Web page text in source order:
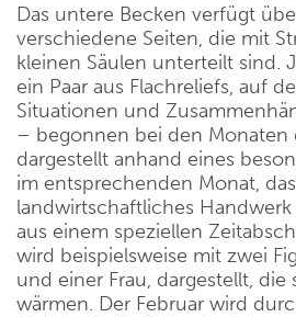
Das untere Becken verfügt
verschiedene Seiten, die mit
kleinen Säulen unterteilt sind.
ein Paar aus Flachreliefs, auf
Situationen und
– begonnen bei den Monaten
dargestellt anhand eines
im entsprechenden Monat,
landwirtschaftliches
aus einem speziellen
wird beispielsweise mit zwei
und einer Frau, dargestellt, die
wärmen. Der Februar wird